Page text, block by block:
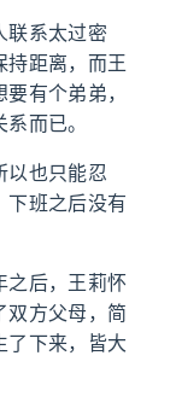
联系太过密
持距离，而王
有个弟弟，
而已。
以也只能忍
下班之后没有
之后，王莉怀
双方父母，简
了下来，皆大